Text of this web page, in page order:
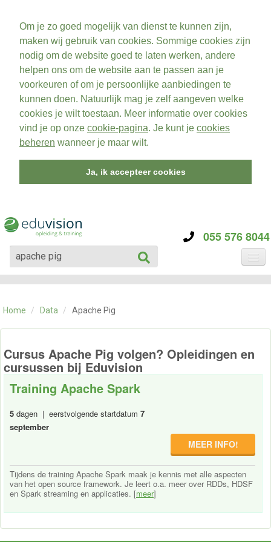
Om je zo goed mogelijk van dienst te kunnen zijn,
maken wij gebruik van cookies. Sommige cookies zijn
nodig om de website goed te laten werken, andere
helpen ons om de website aan te passen aan je
voorkeuren of om je persoonlijke aanbiedingen te
kunnen doen. Natuurlijk mag je zelf aangeven welke
cookies je wilt toestaan. Meer informatie over cookies
vind je op onze cookie-pagina. Je kunt je cookies
beheren wanneer je maar wilt.
Ja, ik accepteer cookies
055 576 8044
CATEGORIE
OVER ONS
CONTACT
Home / Data / Apache Pig
Cursus Apache Pig volgen? Opleidingen en
cursussen bij Eduvision
Training Apache Spark
5 dagen | eerstvolgende startdatum 7
september
MEER INFO!
Tijdens de training Apache Spark maak je kennis met alle aspecten
van het open source framework. Je leert o.a. meer over RDDs, HDSF
en Spark streaming en applicaties. [meer]